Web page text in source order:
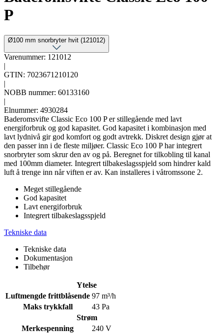
P
Ø100 mm snorbryter hvit (121012)
Varenummer: 121012
|
GTIN: 7023671210120
|
NOBB nummer: 60133160
|
Elnummer: 4930284
Baderomsvifte Classic Eco 100 P er stillegående med lavt
energiforbruk og god kapasitet. God kapasitet i kombinasjon med
lavt lydnivå gir god komfort og godt avtrekk. Diskret design gjør at
den passer inn i de fleste miljøer. Classic Eco 100 P har integrert
snorbryter som skrur den av og på. Beregnet for tilkobling til kanal
med 100mm diameter. Integrert tilbakeslagsspjeld som hindrer kald
luft å trenge inn når viften er av. Kan installeres i våtromssone 2.
Meget stillegående
God kapasitet
Lavt energiforbruk
Integrert tilbakeslagsspjeld
Tekniske data
Tekniske data
Dokumentasjon
Tilbehør
Ytelse
Luftmengde frittblåsende 97 m³/h
Maks trykkfall
43 Pa
Strøm
Merkespenning
240 V